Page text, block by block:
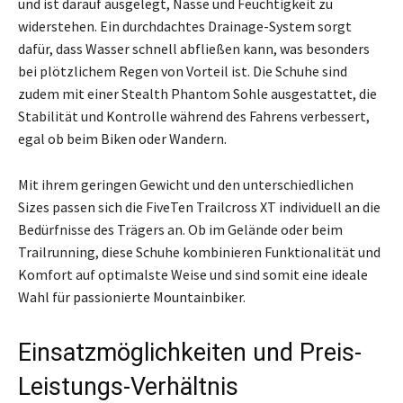
und ist darauf ausgelegt, Nässe und Feuchtigkeit zu
widerstehen. Ein durchdachtes Drainage-System sorgt
dafür, dass Wasser schnell abfließen kann, was besonders
bei plötzlichem Regen von Vorteil ist. Die Schuhe sind
zudem mit einer Stealth Phantom Sohle ausgestattet, die
Stabilität und Kontrolle während des Fahrens verbessert,
egal ob beim Biken oder Wandern.
Mit ihrem geringen Gewicht und den unterschiedlichen
Sizes passen sich die FiveTen Trailcross XT individuell an die
Bedürfnisse des Trägers an. Ob im Gelände oder beim
Trailrunning, diese Schuhe kombinieren Funktionalität und
Komfort auf optimalste Weise und sind somit eine ideale
Wahl für passionierte Mountainbiker.
Einsatzmöglichkeiten und Preis-
Leistungs-Verhältnis